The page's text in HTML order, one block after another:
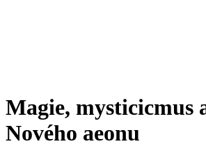
Magie, mysticicmus
Nového aeonu